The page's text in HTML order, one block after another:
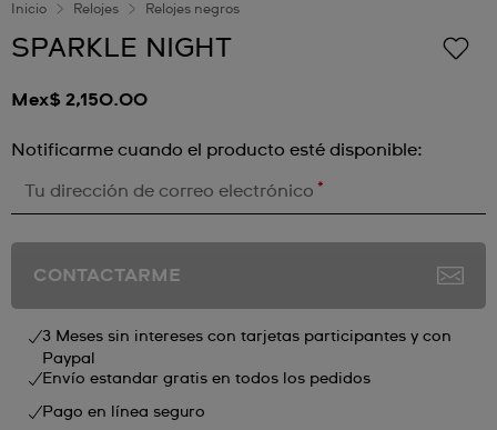
Inicio Relojes Relojes negros
SPARKLE NIGHT
Mex$ 2,150.00
Notificarme cuando el producto esté disponible:
Tu dirección de correo electrónico *
CONTACTARME
3 Meses sin intereses con tarjetas participantes y con
Paypal
Envío estandar gratis en todos los pedidos
Pago en línea seguro